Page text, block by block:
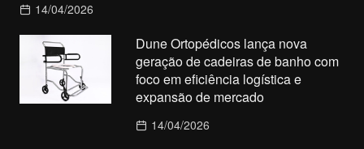
14/04/2026
Dune Ortopédicos lança nova
geração de cadeiras de banho com
foco em eficiência logística e
expansão de mercado
14/04/2026